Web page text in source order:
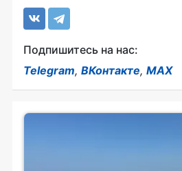
Подпишитесь на нас:
Telegram, ВКонтакте, MAX